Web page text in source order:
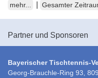
mehr...
Gesamter
Partner und Sponsoren
Bayerischer Tischtennis-
Georg-Brauchle-Ring 93,